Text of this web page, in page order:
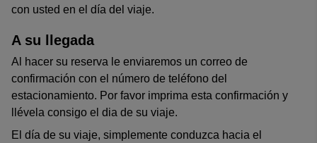
con usted en el día del viaje.
A su llegada
Al hacer su reserva le enviaremos un correo de
confirmación con el número de teléfono del
estacionamiento. Por favor imprima esta confirmación y
llévela consigo el dia de su viaje.
El día de su viaje, simplemente conduzca hacia el